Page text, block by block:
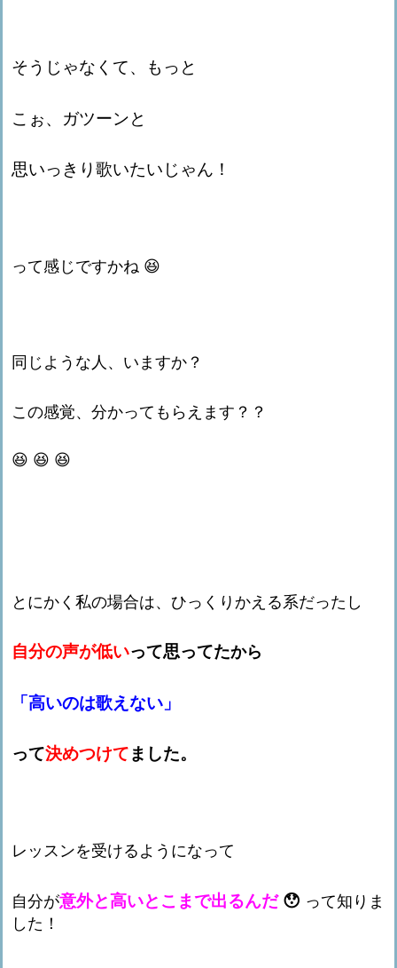
そうじゃなくて、もっと
こぉ、ガツーンと
思いっきり歌いたいじゃん！
って感じですかね 😆
同じような人、いますか？
この感覚、分かってもらえます？？
😆 😆 😆
とにかく私の場合は、ひっくりかえる系だったし
自分の声が低いって思ってたから
「高いのは歌えない」
って決めつけてました。
レッスンを受けるようになって
自分が意外と高いとこまで出るんだ😯 って知りま
した！